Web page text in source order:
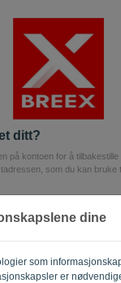
dine
som
er
ditt?
på kontoen for å
som du kan bruke
Fyll ut ' '.